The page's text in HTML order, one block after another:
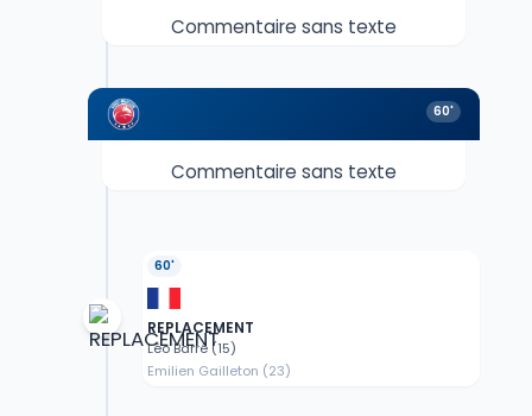
Commentaire sans texte
60'
Commentaire sans texte
60'
REPLACEMENT
Léo Barré (15)
Emilien Gailleton (23)